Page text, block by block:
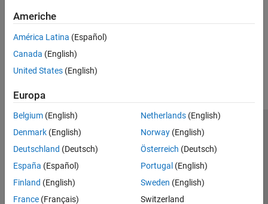
Americhe
América Latina (Español)
Canada (English)
United States (English)
Europa
Belgium (English)
Denmark (English)
Deutschland (Deutsch)
España (Español)
Finland (English)
France (Français)
Netherlands(English)
Norway(English)
Österreich (Deutsch)
Portugal (English)
Sweden (English)
Switzerland
Centro di fiducia
Informativa sulla privacy
Antipirateria
Stato dell'applicazione
Contatti
© 1994-2026 The MathWorks, Inc.